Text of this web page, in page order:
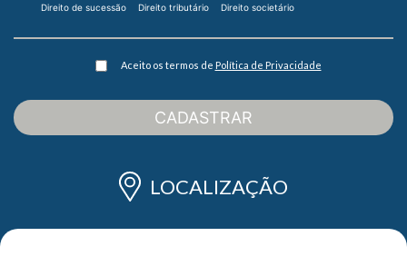
Direito de sucessão Direito tributário Direito societário
Aceito os termos de Política de Privacidade
CADASTRAR
LOCALIZAÇÃO